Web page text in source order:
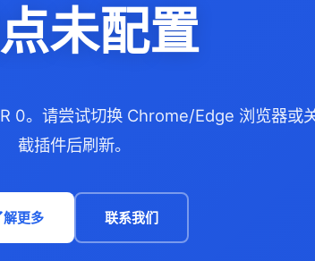
未配置
0。请尝试切换 Chrome/Edge 浏览器或
截插件后刷新。
解更多 联系我们